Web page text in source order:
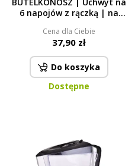
6 napojów z rączką | na
Cena dla Ciebie
37,90 zł
Do koszyka
Dostępne